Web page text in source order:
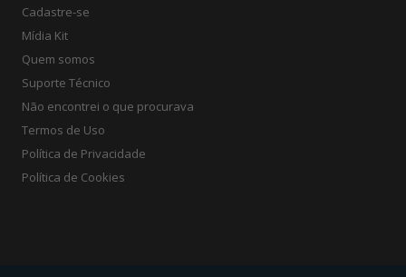
Cadastre-se
Mídia Kit
Quem somos
Suporte Técnico
Não encontrei o que procurava
Termos de Uso
Política de Privacidade
Política de Cookies